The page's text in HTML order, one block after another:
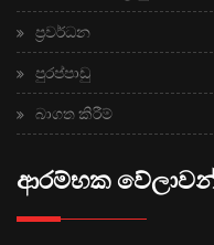
ප්‍රවර්ධන
පුරප්පාඩු
බාගත කිරීම්
ආරම්භක